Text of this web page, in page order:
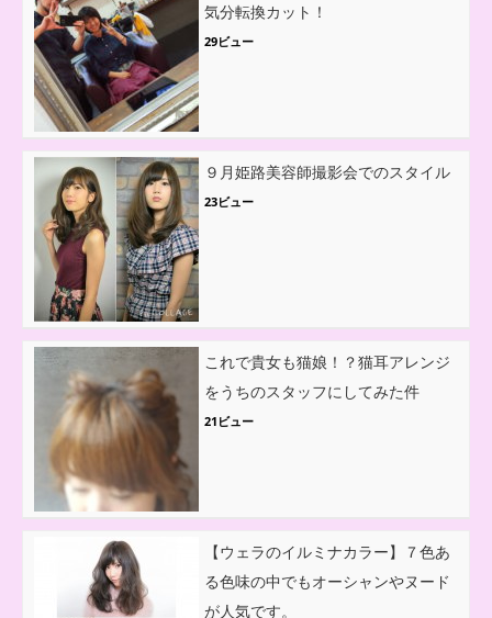
気分転換カット！
29ビュー
９月姫路美容師撮影会でのスタイル
23ビュー
これで貴女も猫娘！？猫耳アレンジ
をうちのスタッフにしてみた件
21ビュー
【ウェラのイルミナカラー】７色あ
る色味の中でもオーシャンやヌード
が人気です。